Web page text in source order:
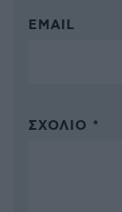
EMAIL
ΣΧΌΛΙΟ *